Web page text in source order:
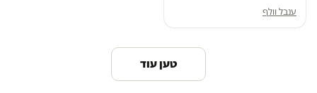
ענבל וולף
טען עוד